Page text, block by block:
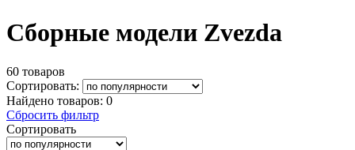
Сборные модели Zvezda
60 товаров
Сортировать:
Найдено товаров: 0
Сбросить фильтр
Сортировать